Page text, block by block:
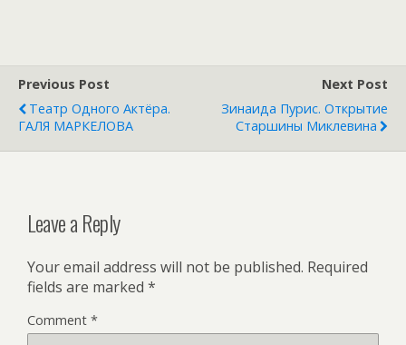
Previous Post
Театр Одного Актёра.
ГАЛЯ МАРКЕЛОВА
Next Post
Зинаида Пурис. Открытие
Старшины Миклевина
Leave a Reply
Your email address will not be published. Required
fields are marked *
Comment *